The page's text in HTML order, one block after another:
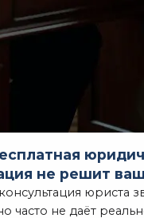
не решит
юриста
часто не даёт